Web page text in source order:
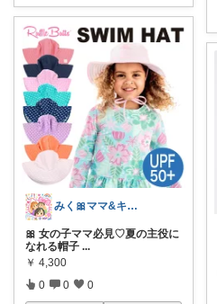
みく🎀ママ&キッズグッズ🎁
🎀 女の子ママ必見♡夏の主役に
なれる帽子 ...
￥ 4,300
0 0 0